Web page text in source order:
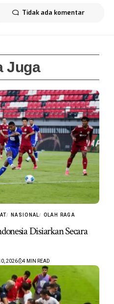
Tidak ada komentar
Juga
NASIONAL OLAH RAGA
Disiarkan Secara
2026 4 MIN READ